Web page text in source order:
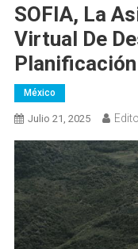
SOFIA, La
Virtual De
México
Julio 21, 2025